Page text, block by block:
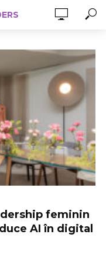
feminin
AI în digital